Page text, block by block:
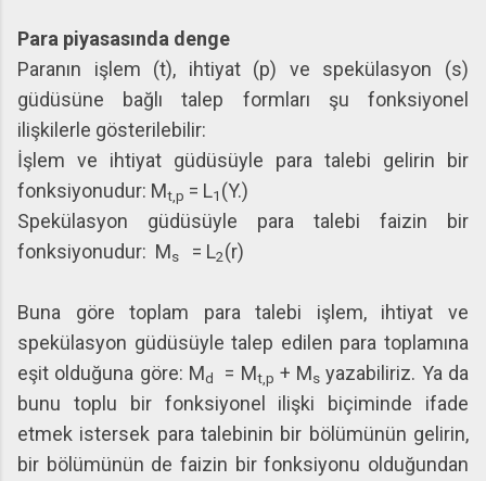
Para piyasasında denge
Paranın işlem (t), ihtiyat (p) ve spekülasyon (s)
güdüsüne bağlı talep formları şu fonksiyonel
ilişkilerle gösterilebilir:
İşlem ve ihtiyat güdüsüyle para talebi gelirin bir
fonksiyonudur: Mt,p = L1 (Y.)
Spekülasyon güdüsüyle para talebi faizin bir
fonksiyonudur: Ms = L2(r)
Buna göre toplam para talebi işlem, ihtiyat ve
spekülasyon güdüsüyle talep edilen para toplamına
eşit olduğuna göre: Md = Mt,p + Ms yazabiliriz. Ya da
bunu toplu bir fonksiyonel ilişki biçiminde ifade
etmek istersek para talebinin bir bölümünün gelirin,
bir bölümünün de faizin bir fonksiyonu olduğundan